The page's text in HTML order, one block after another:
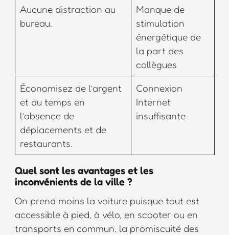
Aucune distraction au
bureau.
Manque de
stimulation
énergétique de
la part des
collègues
Économisez de l’argent
et du temps en
l’absence de
déplacements et de
restaurants.
Connexion
Internet
insuffisante
Quel sont les avantages et les
inconvénients de la ville ?
On prend moins la voiture puisque tout est
accessible à pied, à vélo, en scooter ou en
transports en commun, la promiscuité des